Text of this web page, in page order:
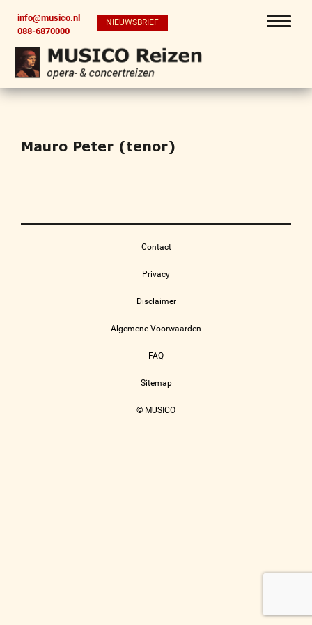
info@musico.nl
088-6870000
NIEUWSBRIEF
Mauro Peter (tenor)
Contact
Privacy
Disclaimer
Algemene Voorwaarden
FAQ
Sitemap
© MUSICO